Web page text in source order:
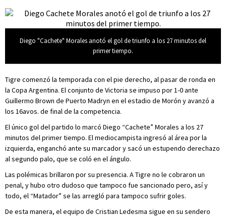
Diego "Cachete" Morales anotó el gol de triunfo a los 27 minutos del
primer tiempo.
Tigre comenzó la temporada con el pie derecho, al pasar de ronda en
la Copa Argentina. El conjunto de Victoria se impuso por 1-0 ante
Guillermo Brown de Puerto Madryn en el estadio de Morón y avanzó a
los 16avos. de final de la competencia.
El único gol del partido lo marcó Diego “Cachete” Morales a los 27
minutos del primer tiempo. El mediocampista ingresó al área por la
izquierda, enganchó ante su marcador y sacó un estupendo derechazo
al segundo palo, que se coló en el ángulo.
Las polémicas brillaron por su presencia. A Tigre no le cobraron un
penal, y hubo otro dudoso que tampoco fue sancionado pero, así y
todo, el “Matador” se las arregló para tampoco sufrir goles.
De esta manera, el equipo de Cristian Ledesma sigue en su sendero